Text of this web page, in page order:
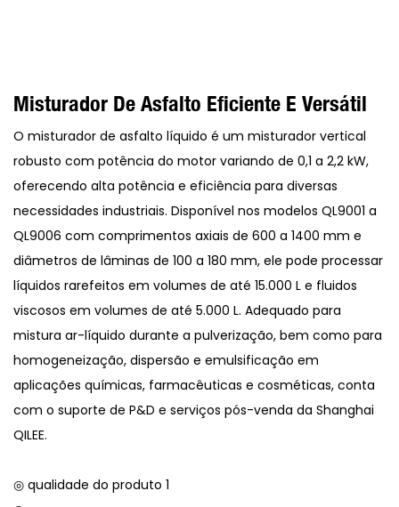
Misturador De Asfalto Eficiente E Versátil
O misturador de asfalto líquido é um misturador vertical
robusto com potência do motor variando de 0,1 a 2,2 kW,
oferecendo alta potência e eficiência para diversas
necessidades industriais. Disponível nos modelos QL9001 a
QL9006 com comprimentos axiais de 600 a 1400 mm e
diâmetros de lâminas de 100 a 180 mm, ele pode processar
líquidos rarefeitos em volumes de até 15.000 L e fluidos
viscosos em volumes de até 5.000 L. Adequado para
mistura ar-líquido durante a pulverização, bem como para
homogeneização, dispersão e emulsificação em
aplicações químicas, farmacêuticas e cosméticas, conta
com o suporte de P&D e serviços pós-venda da Shanghai
QILEE.
◎ qualidade do produto 1